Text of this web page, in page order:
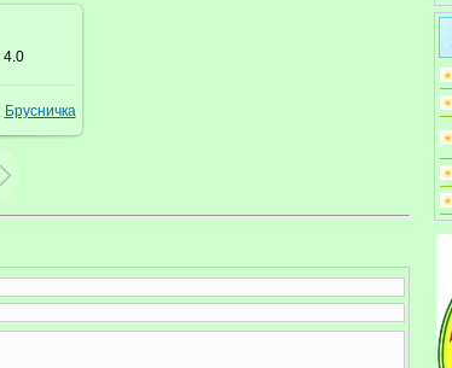
1024x743
4.0
Брусничка